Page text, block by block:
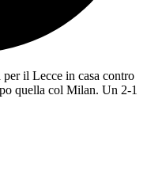
il Lecce in casa contro
quella col Milan. Un 2-1